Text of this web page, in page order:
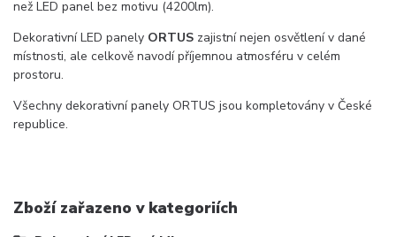
než LED panel bez motivu (4200lm).
Dekorativní LED panely ORTUS zajistní nejen osvětlení v dané
místnosti, ale celkově navodí příjemnou atmosféru v celém
prostoru.
Všechny dekorativní panely ORTUS jsou kompletovány v České
republice.
Zboží zařazeno v kategoriích